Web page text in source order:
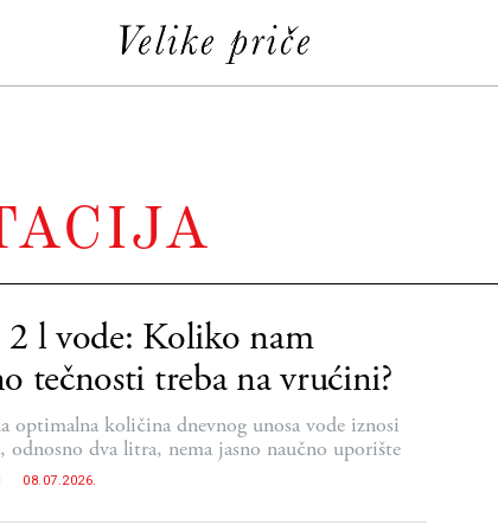
l vode: Koliko nam
tečnosti treba na vrućini?
optimalna količina dnevnog unosa vode iznosi
odnosno dva litra, nema jasno naučno uporište
08.07.2026.